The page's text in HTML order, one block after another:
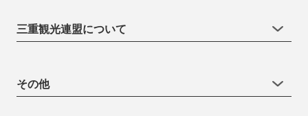
三重観光連盟について
その他